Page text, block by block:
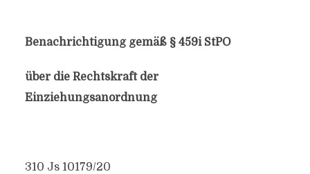
Benachrichtigung gemäß § 459i StPO
über die Rechtskraft der
Einziehungsanordnung
310 Js 10179/20